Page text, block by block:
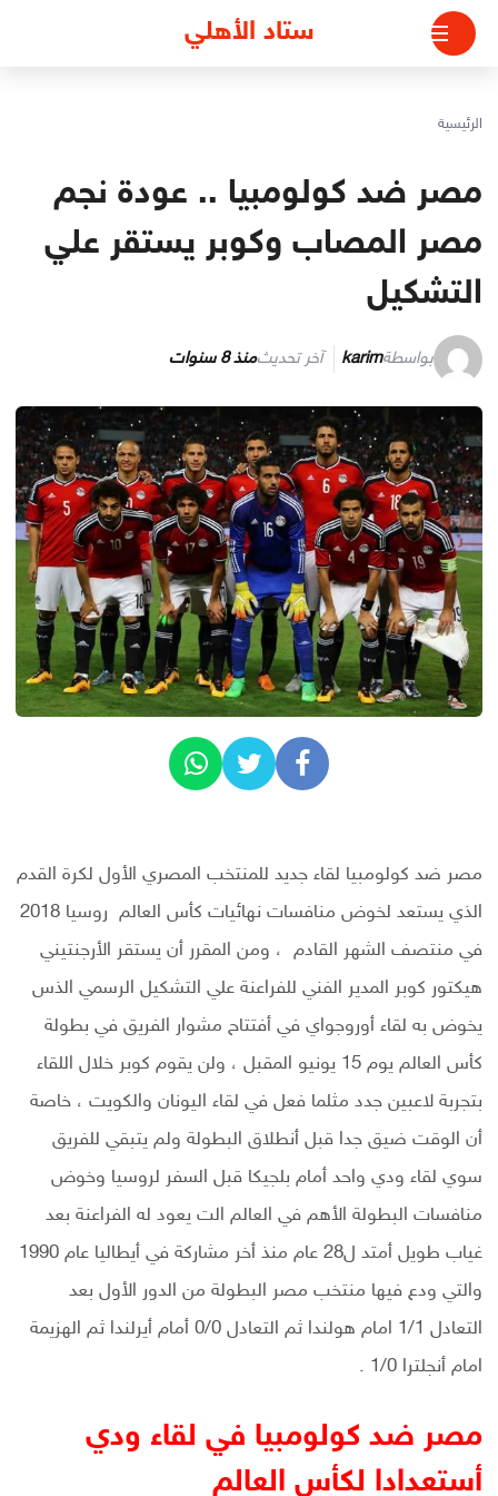
التجاوز
المحتوى
ستاد الأهلي
الرئيسية
مصر ضد كولومبيا .. عودة نجم
مصر المصاب وكوبر يستقر علي
التشكيل
بواسطةkarim آخر تحديثمنذ 8 سنوات
مصر ضد كولومبيا لقاء جديد للمنتخب المصري الأول لكرة القدم
الذي يستعد لخوض منافسات نهائيات كأس العالم روسيا 2018
في منتصف الشهر القادم ، ومن المقرر أن يستقر الأرجنتيني
هيكتور كوبر المدير الفني للفراعنة علي التشكيل الرسمي الذس
يخوض به لقاء أوروجواي في أفتتاح مشوار الفريق في بطولة
كأس العالم يوم 15 يونيو المقبل ، ولن يقوم كوبر خلال اللقاء
بتجربة لاعبين جدد مثلما فعل في لقاء اليونان والكويت ، خاصة
أن الوقت ضيق جدا قبل أنطلاق البطولة ولم يتبقي للفريق
سوي لقاء ودي واحد أمام بلجيكا قبل السفر لروسيا وخوض
منافسات البطولة الأهم في العالم الت يعود له الفراعنة بعد
غياب طويل أمتد ل28 عام منذ أخر مشاركة في أيطاليا عام 1990
والتي ودع فيها منتخب مصر البطولة من الدور الأول بعد
التعادل 1/1 امام هولندا ثم التعادل 0/0 أمام أيرلندا ثم الهزيمة
امام أنجلترا 1/0 .
مصر ضد كولومبيا في لقاء ودي
أستعدادا لكأس العالم